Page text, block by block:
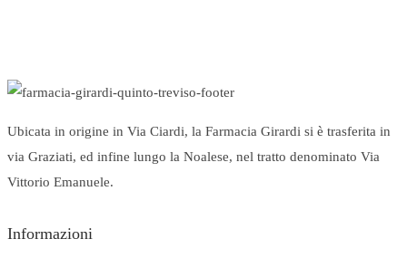
Ubicata in origine in Via Ciardi, la Farmacia Girardi si è trasferita in
via Graziati, ed infine lungo la Noalese, nel tratto denominato Via
Vittorio Emanuele.
Informazioni